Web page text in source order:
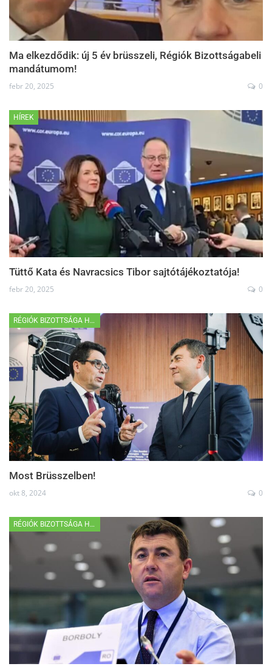
Ma elkezdődik: új 5 év brüsszeli, Régiók Bizottságabeli
mandátumom!
febr 20, 2025 0
HÍREK
Tüttő Kata és Navracsics Tibor sajtótájékoztatója!
febr 20, 2025 0
RÉGIÓK BIZOTTSÁGA HÍREK
Most Brüsszelben!
okt 8, 2024 0
RÉGIÓK BIZOTTSÁGA HÍREK